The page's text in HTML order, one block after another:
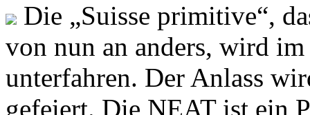
Die „Suisse primitive“,
von nun an anders, wird
unterfahren. Der Anlass
gefeiert. Die NEAT ist ein